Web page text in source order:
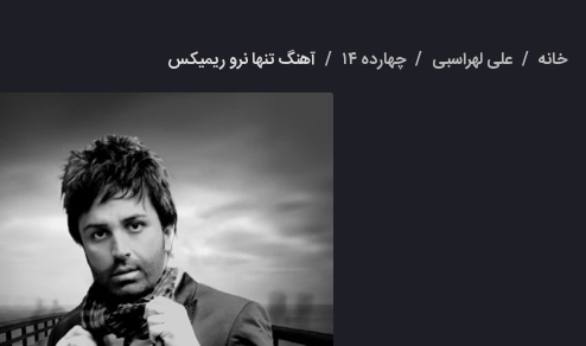
خانه / علی لهراسبی / چهارده ۱۴ / آهنگ تنها نرو ریمیکس